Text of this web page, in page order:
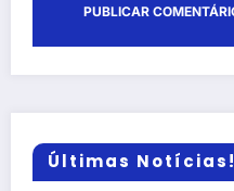
Últimas Notícias!